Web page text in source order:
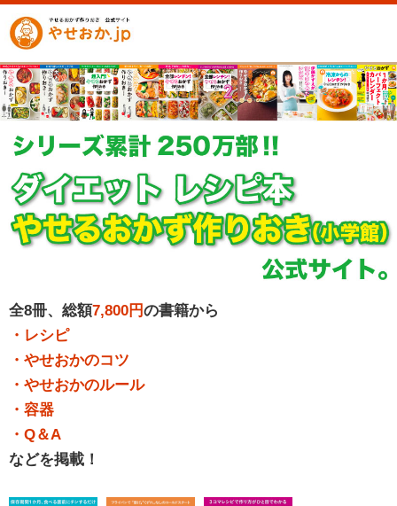
全8冊、総額7,800円の書籍から
・レシピ
・やせおかのコツ
・やせおかのルール
・容器
・Q＆A
などを掲載！